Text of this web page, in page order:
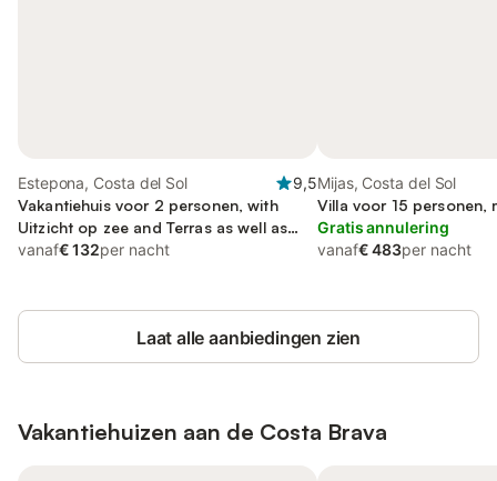
Estepona, Costa del Sol
9,5
Vakantiehuis voor 2 personen, with
Uitzicht op zee and Terras as well as
Zwembad
vanaf€ 132per nacht
Mijas, Costa del Sol
Villa voor 15 personen,
Gratis annulering
vanaf€ 483per nacht
Laat alle aanbiedingen zien
Vakantiehuizen aan de Costa Brava